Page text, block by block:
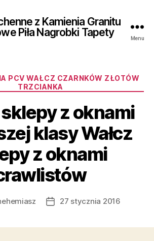
z Kamienia Granitu
Piła Nagrobki Tapety
Menu
Kategorie
PCV WAŁCZ CZARNKÓW ZŁOTÓW
TRZCIANKA
sklepy z oknami
klasy Wałcz
z oknami
Data27 stycznia 2016